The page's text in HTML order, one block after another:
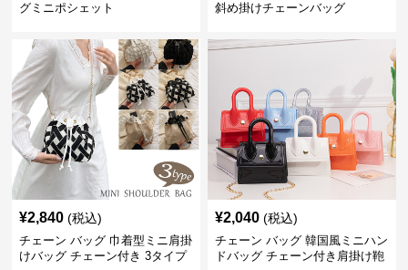
グミニポシェット
斜め掛けチェーンバッグ
¥2,840 (税込)
チェーン バッグ 巾着型ミニ肩掛
けバッグ チェーン付き 3タイプ
¥2,040 (税込)
チェーン バッグ 韓国風ミニハン
ドバッグ チェーン付き肩掛け鞄